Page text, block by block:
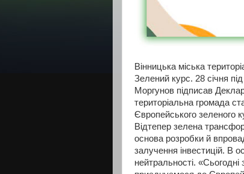
Вінницька міська
Зелений курс. 28 січня
Моргунов підписав
територіальна громада
Європейського зеленого
Відтепер зелена
основа розробки й
залучення інвестицій. В
нейтральності.